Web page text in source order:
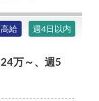
高給 週4日以内
万～、週5